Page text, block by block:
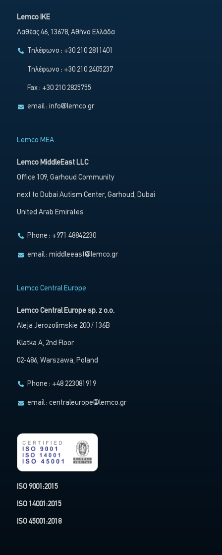
Lemco IKE
Λαθέας 46, 13678, Αθήνα Ελλάδα
Τηλέφωνο : +30 210 2811401
Τηλέφωνο : +30 210 2405237
Fax : +30 210 2825755
email :info@lemco.gr
Lemco MEA
Lemco MiddleEast LLC
Office 109, Garhoud Community
next to Dubai Autism Center, Garhoud, Dubai
United Arab Emirates
Phone : +971 48842230
email :middleeast@lemco.gr
Lemco Central Europe
Lemco Central Europe sp. z o.o.
Aleja Jerozolimskie 200 / 136B
Klatka A, 2nd Floor
02-486, Warszawa, Poland
Phone : +48 223081919
email :centraleurope@lemco.gr
ISO 9001:2015
ISO 14001:2015
ISO 45001:2018